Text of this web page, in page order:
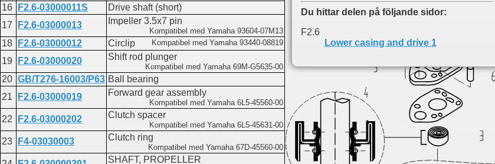
16
F2.6-03000011S
Drive shaft (short)
17
F2.6-03000013 Impeller 3.5x7 pin
Kompatibel med Yamaha 93604-07M13
18 F2.6-03000012 Circlip Kompatibel med Yamaha 93440-08819
19 F2.6-03000020 Shift rod plunger
Kompatibel med Yamaha 69M-G5635-00
20 GB/T276-16003/P63 Ball bearing
21
F2.6-03000019 Forward gear assembly
Kompatibel med Yamaha 6L5-45560-00
22 F2.6-03000202 Clutch spacer
Kompatibel med Yamaha 6L5-45631-00
23 F4-03030003 Clutch ring
Kompatibel med Yamaha 67D-45560-00
SHAFT, PROPELLER
Du hittar delen på följande sidor:
F2.6
Lower casing and drive 1